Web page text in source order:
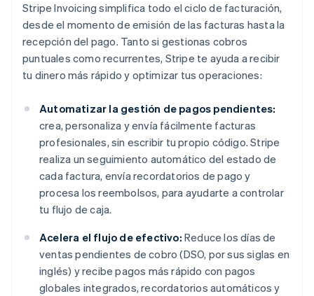
Stripe Invoicing simplifica todo el ciclo de facturación,
desde el momento de emisión de las facturas hasta la
recepción del pago. Tanto si gestionas cobros
puntuales como recurrentes, Stripe te ayuda a recibir
tu dinero más rápido y optimizar tus operaciones:
Automatizar la gestión de pagos pendientes:
crea, personaliza y envía fácilmente facturas
profesionales, sin escribir tu propio código. Stripe
realiza un seguimiento automático del estado de
cada factura, envía recordatorios de pago y
procesa los reembolsos, para ayudarte a controlar
tu flujo de caja.
Acelera el flujo de efectivo: Reduce los días de
ventas pendientes de cobro (DSO, por sus siglas en
inglés) y recibe pagos más rápido con pagos
globales integrados, recordatorios automáticos y